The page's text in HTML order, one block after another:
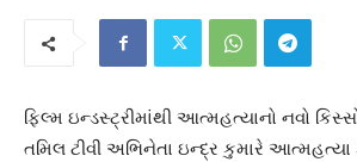
ફિલ્મ ઇન્ડસ્ટ્રીમાંથી આત્મહત્યાનો નવો
તમિલ ટીવી અભિનેતા ઇન્દ્ર કુમારે આત્મહત્યા